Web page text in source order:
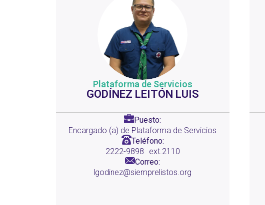
Plataforma de Servicios
GODÍNEZ LEITÓN LUIS
Puesto:
Encargado (a) de Plataforma de Servicios
Teléfono:
2222-9898
ext.2110
Correo:
lgodinez@siemprelistos.org